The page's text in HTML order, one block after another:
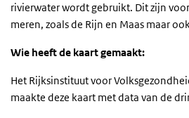
rivierwater wordt gebruikt. Dit zijn
meren, zoals de Rijn en Maas maar
Wie heeft de kaart gemaakt:
Het Rijksinstituut voor
maakte deze kaart met data van de